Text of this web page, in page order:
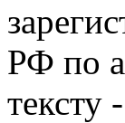
РФ по
тексту